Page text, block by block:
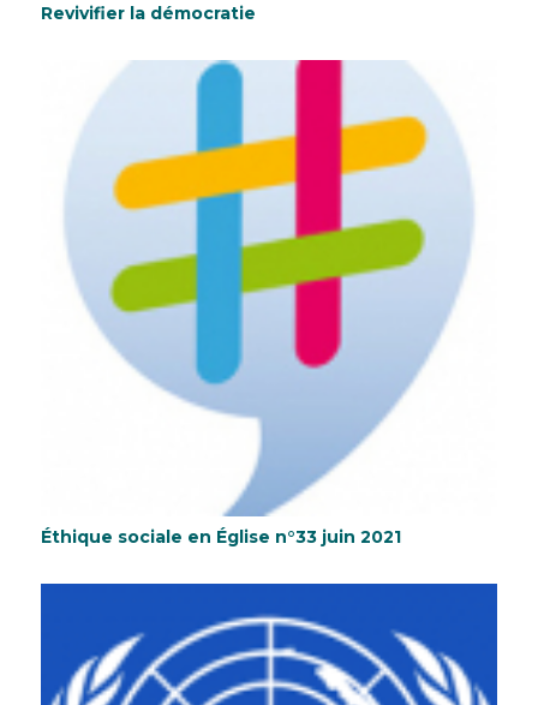
Revivifier la démocratie
Éthique sociale en Église n°33 juin 2021